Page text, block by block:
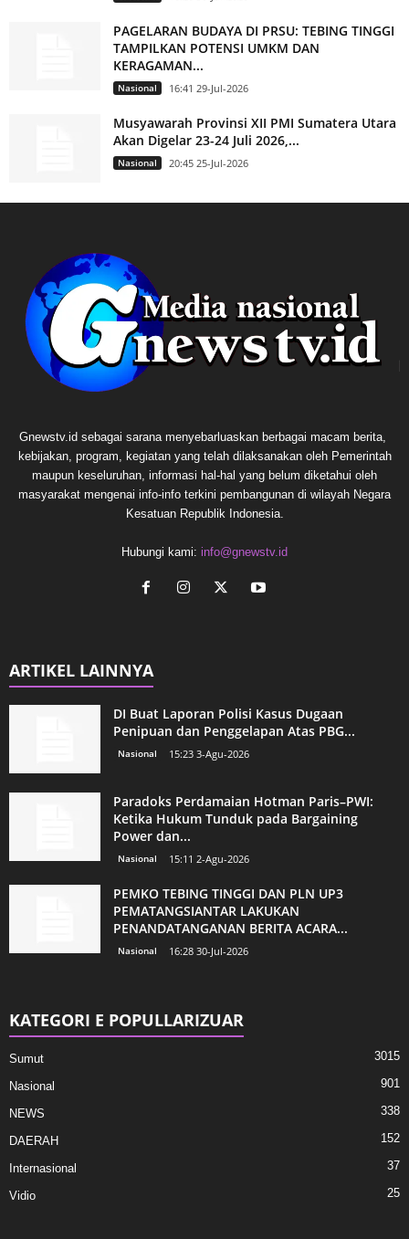
PAGELARAN BUDAYA DI PRSU: TEBING TINGGI
TAMPILKAN POTENSI UMKM DAN
KERAGAMAN...
Nasional 16:41 29-Jul-2026
Musyawarah Provinsi XII PMI Sumatera Utara
Akan Digelar 23-24 Juli 2026,...
Nasional 20:45 25-Jul-2026
Gnewstv.id sebagai sarana menyebarluaskan berbagai macam berita,
kebijakan, program, kegiatan yang telah dilaksanakan oleh Pemerintah
maupun keseluruhan, informasi hal-hal yang belum diketahui oleh
masyarakat mengenai info-info terkini pembangunan di wilayah Negara
Kesatuan Republik Indonesia.
Hubungi kami: info@gnewstv.id
ARTIKEL LAINNYA
DI Buat Laporan Polisi Kasus Dugaan
Penipuan dan Penggelapan Atas PBG...
Nasional 15:23 3-Agu-2026
Paradoks Perdamaian Hotman Paris–PWI:
Ketika Hukum Tunduk pada Bargaining
Power dan...
Nasional 15:11 2-Agu-2026
PEMKO TEBING TINGGI DAN PLN UP3
PEMATANGSIANTAR LAKUKAN
PENANDATANGANAN BERITA ACARA...
Nasional 16:28 30-Jul-2026
KATEGORI E POPULLARIZUAR
Sumut 3015
Nasional 901
NEWS 338
DAERAH 152
Internasional 37
Vidio 25